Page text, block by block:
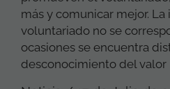
más y comunicar mejor.
voluntariado no se
ocasiones se encuentra
desconocimiento del valor